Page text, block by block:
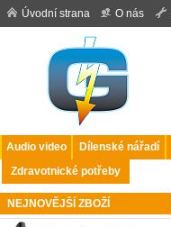
Úvodní strana O nás
Audio video Dílenské nářadí
Zdravotnické potřeby
NEJNOVĚJŠÍ ZBOŽÍ